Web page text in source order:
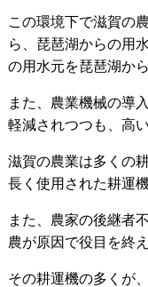
この環境下で滋賀の
ら、琵琶湖からの用
の用水元を琵琶湖か
また、農業機械の導
軽減されつつも、高
滋賀の農業は多くの
長く使用された耕運
また、農家の後継者
農が原因で役目を終
その耕運機の多くが